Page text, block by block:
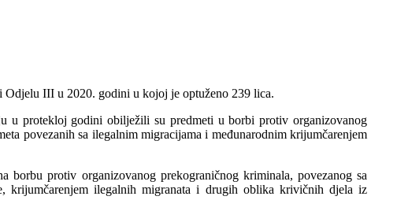
III u 2020. godini u kojoj je optuženo 239 lica.
u protekloj godini obilježili su predmeti u borbi protiv organizovanog
povezanih sa ilegalnim migracijama i međunarodnim krijumčarenjem
borbu protiv organizovanog prekograničnog kriminala, povezanog sa
krijumčarenjem ilegalnih migranata i drugih oblika krivičnih djela iz